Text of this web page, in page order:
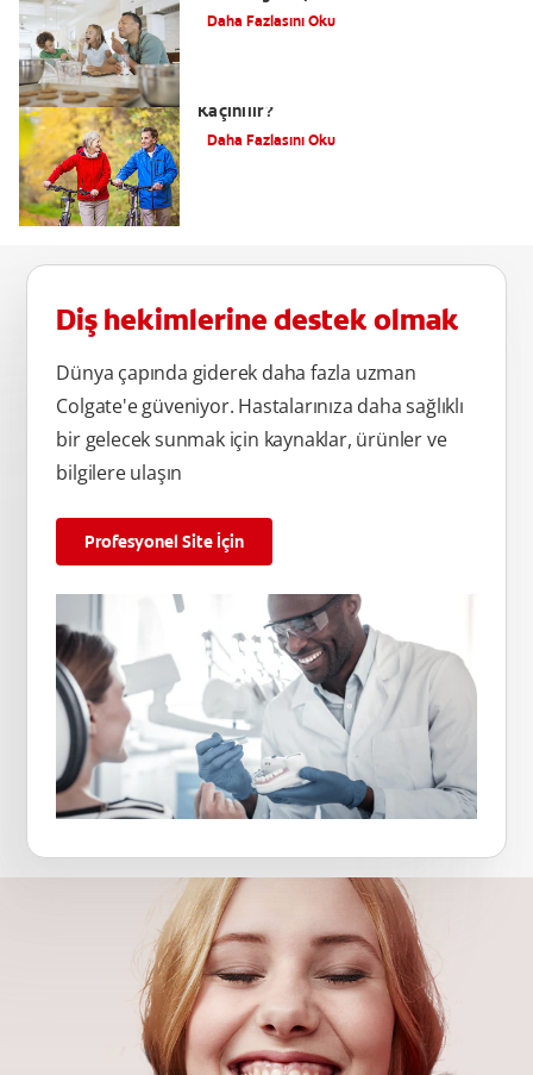
Daha Fazlasını Oku
Kaçınılır?
Daha Fazlasını Oku
Diş hekimlerine destek olmak
Dünya çapında giderek daha fazla uzman
Colgate'e güveniyor. Hastalarınıza daha sağlıklı
bir gelecek sunmak için kaynaklar, ürünler ve
bilgilere ulaşın
Profesyonel Site İçin